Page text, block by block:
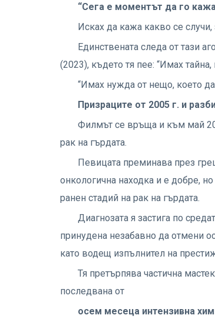
“Сега е моментът да го
Исках да кажа какво се случи,
Единствената следа от тази
(2023), където тя пее: “Имах тайна,
“Имах нужда от нещо, което
Призраците от 2005 г. и
Филмът се връща и към май
рак на гърдата.
Певицата преминава през
онкологична находка и е добре,
ранен стадий на рак на гърдата.
Диагнозата я застига по
принудена незабавно да отмени
като водещ изпълнител на
Тя претърпява частична
последвана от
осем месеца интензивна